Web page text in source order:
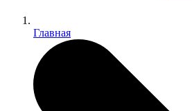
Главная